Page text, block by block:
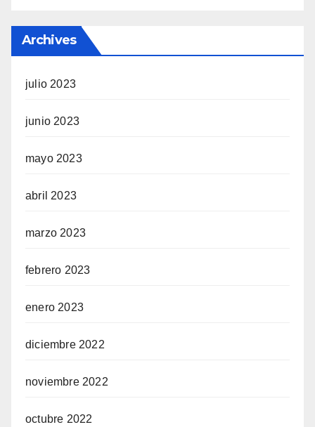
Archives
julio 2023
junio 2023
mayo 2023
abril 2023
marzo 2023
febrero 2023
enero 2023
diciembre 2022
noviembre 2022
octubre 2022